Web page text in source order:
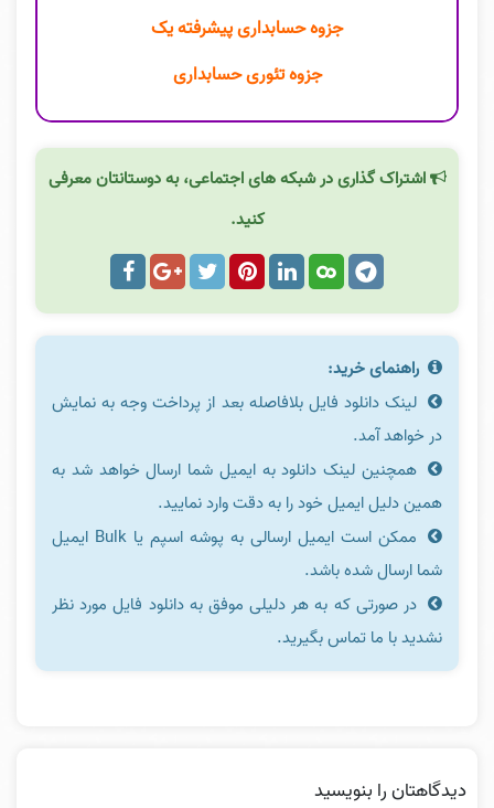
جزوه حسابداری پیشرفته یک
جزوه تئوری حسابداری
اشتراک گذاری در شبکه های اجتماعی، به دوستانتان معرفی
کنید.
راهنمای خرید:
لینک دانلود فایل بلافاصله بعد از پرداخت وجه به نمایش
در خواهد آمد.
همچنین لینک دانلود به ایمیل شما ارسال خواهد شد به
همین دلیل ایمیل خود را به دقت وارد نمایید.
ممکن است ایمیل ارسالی به پوشه اسپم یا Bulk ایمیل
شما ارسال شده باشد.
در صورتی که به هر دلیلی موفق به دانلود فایل مورد نظر
نشدید با ما تماس بگیرید.
دیدگاهتان را بنویسید